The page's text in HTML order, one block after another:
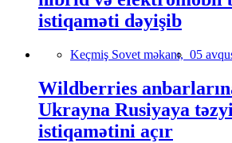
istiqaməti dəyişib
Keçmiş Sovet məkanı, 05
Wildberries
Ukrayna Rusiyaya
istiqamətini açır